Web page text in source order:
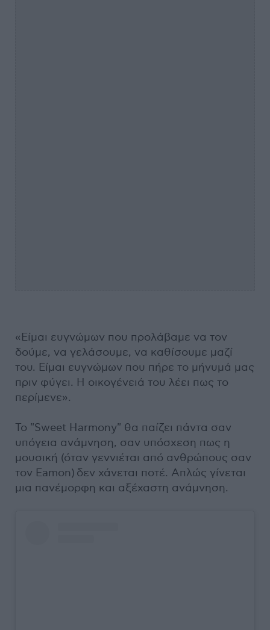
«Είμαι ευγνώμων που προλάβαμε να τον
δούμε, να γελάσουμε, να καθίσουμε μαζί
του. Είμαι ευγνώμων που πήρε το μήνυμά μας
πριν φύγει. Η οικογένειά του λέει πως το
περίμενε».
Το "Sweet Harmony" θα παίζει πάντα σαν
υπόγεια ανάμνηση, σαν υπόσχεση πως η
μουσική (όταν γεννιέται από ανθρώπους σαν
τον Eamon) δεν χάνεται ποτέ. Απλώς γίνεται
μια πανέμορφη και αξέχαστη ανάμνηση.